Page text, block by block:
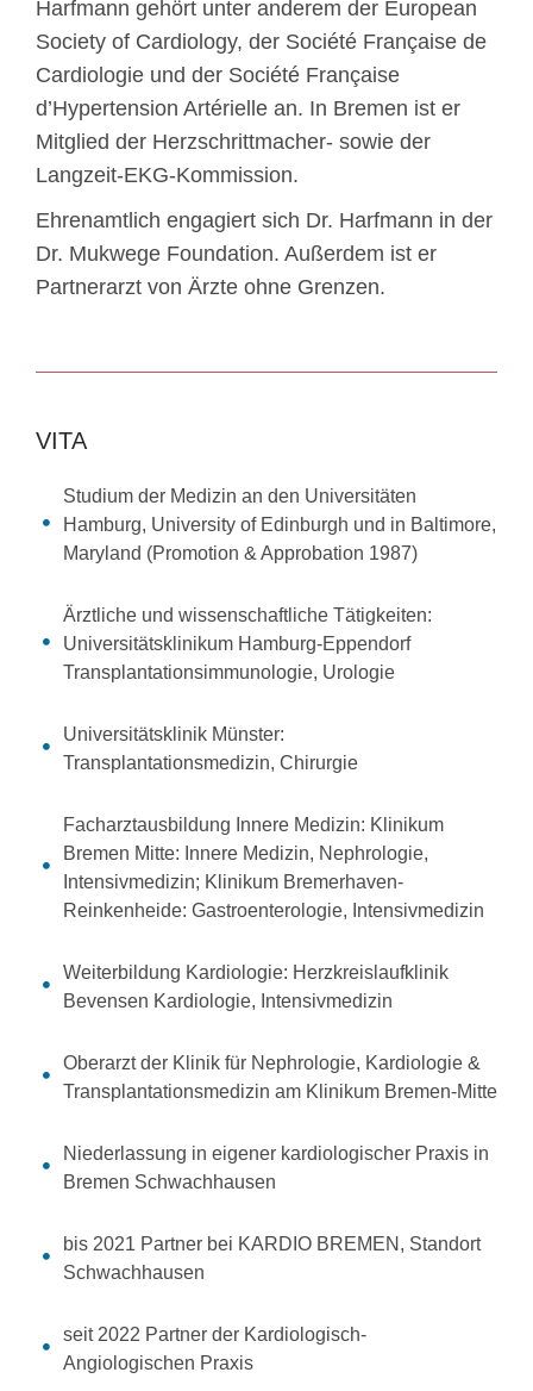
Harfmann gehört unter anderem der European
Society of Cardiology, der Société Française de
Cardiologie und der Société Française
d’Hypertension Artérielle an. In Bremen ist er
Mitglied der Herzschrittmacher- sowie der
Langzeit-EKG-Kommission.
Ehrenamtlich engagiert sich Dr. Harfmann in der
Dr. Mukwege Foundation. Außerdem ist er
Partnerarzt von Ärzte ohne Grenzen.
VITA
Studium der Medizin an den Universitäten
Hamburg, University of Edinburgh und in Baltimore,
Maryland (Promotion & Approbation 1987)
Ärztliche und wissenschaftliche Tätigkeiten:
Universitätsklinikum Hamburg-Eppendorf
Transplantationsimmunologie, Urologie
Universitätsklinik Münster:
Transplantationsmedizin, Chirurgie
Facharztausbildung Innere Medizin: Klinikum
Bremen Mitte: Innere Medizin, Nephrologie,
Intensivmedizin; Klinikum Bremerhaven-
Reinkenheide: Gastroenterologie, Intensivmedizin
Weiterbildung Kardiologie: Herzkreislaufklinik
Bevensen Kardiologie, Intensivmedizin
Oberarzt der Klinik für Nephrologie, Kardiologie &
Transplantationsmedizin am Klinikum Bremen-Mitte
Niederlassung in eigener kardiologischer Praxis in
Bremen Schwachhausen
bis 2021 Partner bei KARDIO BREMEN, Standort
Schwachhausen
seit 2022 Partner der Kardiologisch-
Angiologischen Praxis